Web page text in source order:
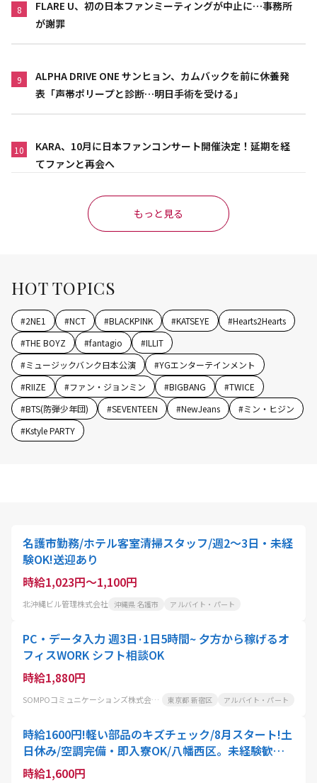
8
FLARE U、初の日本ファンミーティングが中止に…事務所
が謝罪
9
ALPHA DRIVE ONE サンヒョン、カムバックを前に休養発
表「声帯ポリープと診断…明日手術を受ける」
10
KARA、10月に日本ファンコンサート開催決定！延期を経
てファンと再会へ
もっと見る
HOT TOPICS
#2NE1 #NCT #BLACKPINK #KATSEYE #Hearts2Hearts
#THE BOYZ #fantagio #ILLIT
#ミュージックバンク日本公演 #YGエンターテインメント
#RIIZE #ファン・ジョンミン #BIGBANG #TWICE
#BTS(防弾少年団) #SEVENTEEN #NewJeans #ミン・ヒジン
#Kstyle PARTY
名護市勤務/ホテル客室清掃スタッフ/週2〜3日・未経
験OK!送迎あり
時給1,023円～1,100円
北沖縄ビル管理株式会社 沖縄県 名護市 アルバイト・パート
PC・データ入力 週3日·1日5時間~ 夕方から稼げるオ
フィスWORK シフト相談OK
時給1,880円
SOMPOコミュニケーションズ株式会社 東京センター 東京都 新宿区 アルバイト・パート
時給1600円!軽い部品のキズチェック/8月スタート!土
日休み/空調完備・即入寮OK/八幡西区。未経験歓迎
の座り作業で月収32万円以上可能
時給1,600円